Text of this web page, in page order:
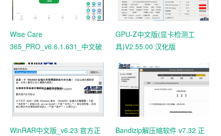
Wise Care
365_PRO_v6.6.1.631_中文破
GPU-Z中文版(显卡检测工
具)V2.55.00 汉化版
WinRAR中文版_v6.23 官方正
Bandizip解压缩软件 v7.32 正